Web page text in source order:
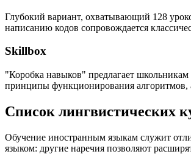
Глубокий вариант, охватывающий 128
написанию кодов сопровождается
Skillbox
"Коробка навыков" предлагает
принципы функционирования алгоритмов,
Список лингвистических
Обучение иностранным языкам служит
языком: другие наречия позволяют